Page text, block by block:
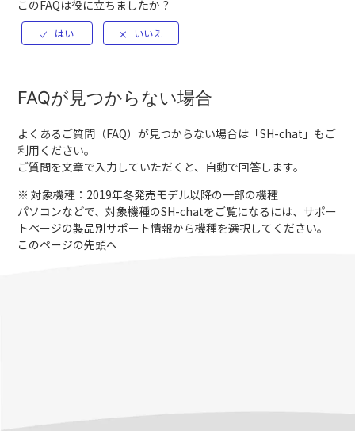
このFAQは役に立ちましたか？
FAQが見つからない場合
よくあるご質問（FAQ）が見つからない場合は「SH-chat 」もご
利用ください。
ご質問を文章で入力していただくと、自動で回答します。
※ 対象機種：2019年冬発売モデル以降の一部の機種
パソコンなどで、対象機種のSH-chatをご覧になるには、サポー
トページの製品別サポート情報から機種を選択してください。
このページの先頭へ